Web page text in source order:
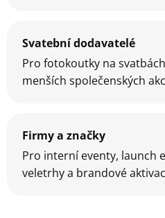
Svatební dodavatelé
Pro fotokoutky na
menších společenských
Firmy a značky
Pro interní eventy, launch
veletrhy a brandové